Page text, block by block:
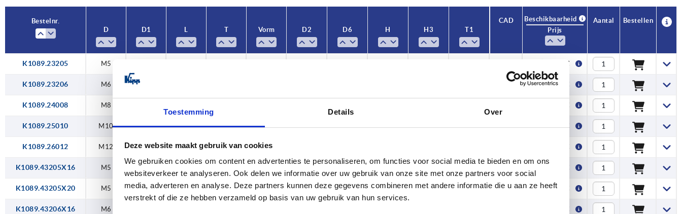
Toestemming Details Over
Deze website maakt gebruik van cookies
We gebruiken cookies om content en advertenties te personaliseren, om functies voor social media te bieden en om ons
websiteverkeer te analyseren. Ook delen we informatie over uw gebruik van onze site met onze partners voor social
media, adverteren en analyse. Deze partners kunnen deze gegevens combineren met andere informatie die u aan ze heeft
verstrekt of die ze hebben verzameld op basis van uw gebruik van hun services.
Bestelnr.
D
D1 L T Vorm D2 D6 H H3 T1
CAD
Beschikbaarheid
Prijs
Aantal Bestellen
K1089.23205 M5 0,84 €
K1089.23206 M6 0,87 €
K1089.24008 M8 0,87 €
K1089.25010 M10 50 — 14 K 20 14 29 15 2 1,20 €
K1089.26012 M12 60 — 18 K 1,78 €
K1089.43205X16 M5 0,76 €
K1089.43205X20 M5 32 20 — L 15 11 23 11 1,5 0,88 €
K1089.43206X16 M6 0,84 €